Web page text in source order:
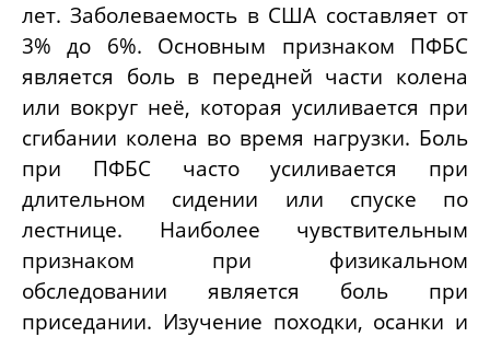
лет. Заболеваемость в США составляет от
3% до 6%. Основным признаком ПФБС
является боль в передней части колена
или вокруг неё, которая усиливается при
сгибании колена во время нагрузки. Боль
при ПФБС часто усиливается при
длительном сидении или спуске по
лестнице. Наиболее чувствительным
признаком при физикальном
обследовании является боль при
приседании. Изучение походки, осанки и